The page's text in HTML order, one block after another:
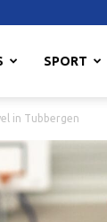
SPORT
in Tubbergen